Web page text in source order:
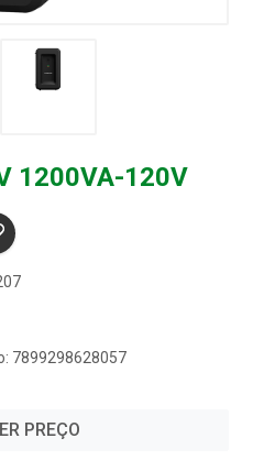
1200VA-120V
7899298628057
PREÇO